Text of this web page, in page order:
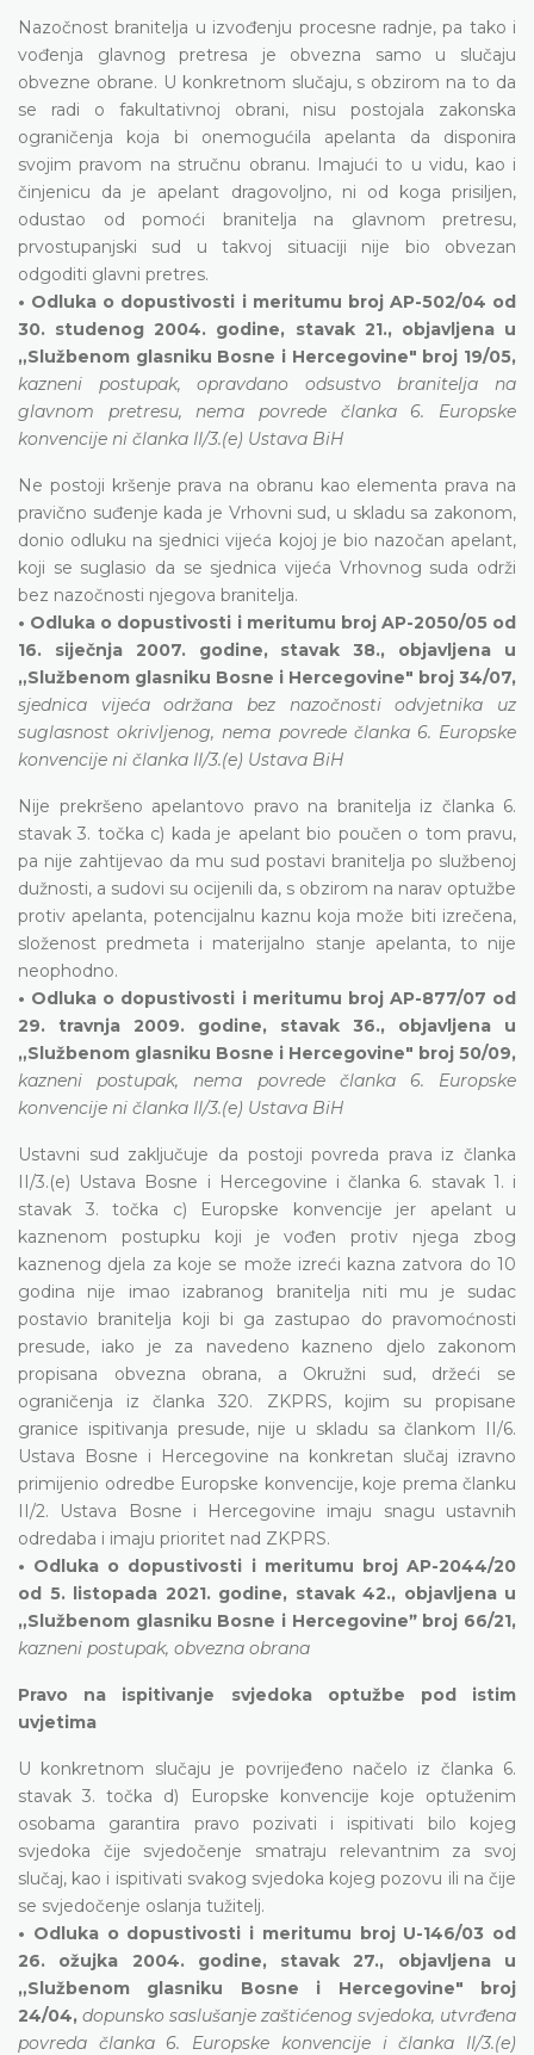
Nazočnost branitelja u izvođenju procesne radnje, pa tako i
vođenja glavnog pretresa je obvezna samo u slučaju
obvezne obrane. U konkretnom slučaju, s obzirom na to da
se radi o fakultativnoj obrani, nisu postojala zakonska
ograničenja koja bi onemogućila apelanta da disponira
svojim pravom na stručnu obranu. Imajući to u vidu, kao i
činjenicu da je apelant dragovoljno, ni od koga prisiljen,
odustao od pomoći branitelja na glavnom pretresu,
prvostupanjski sud u takvoj situaciji nije bio obvezan
odgoditi glavni pretres.
• Odluka o dopustivosti i meritumu broj AP-502/04 od
30. studenog 2004. godine, stavak 21., objavljena u
„Službenom glasniku Bosne i Hercegovine" broj 19/05,
kazneni postupak, opravdano odsustvo branitelja na
glavnom pretresu, nema povrede članka 6. Europske
konvencije ni članka II/3.(e) Ustava BiH
Ne postoji kršenje prava na obranu kao elementa prava na
pravično suđenje kada je Vrhovni sud, u skladu sa zakonom,
donio odluku na sjednici vijeća kojoj je bio nazočan apelant,
koji se suglasio da se sjednica vijeća Vrhovnog suda održi
bez nazočnosti njegova branitelja.
• Odluka o dopustivosti i meritumu broj AP-2050/05 od
16. siječnja 2007. godine, stavak 38., objavljena u
„Službenom glasniku Bosne i Hercegovine" broj 34/07,
sjednica vijeća održana bez nazočnosti odvjetnika uz
suglasnost okrivljenog, nema povrede članka 6. Europske
konvencije ni članka II/3.(e) Ustava BiH
Nije prekršeno apelantovo pravo na branitelja iz članka 6.
stavak 3. točka c) kada je apelant bio poučen o tom pravu,
pa nije zahtijevao da mu sud postavi branitelja po službenoj
dužnosti, a sudovi su ocijenili da, s obzirom na narav optužbe
protiv apelanta, potencijalnu kaznu koja može biti izrečena,
složenost predmeta i materijalno stanje apelanta, to nije
neophodno.
• Odluka o dopustivosti i meritumu broj AP-877/07 od
29. travnja 2009. godine, stavak 36., objavljena u
„Službenom glasniku Bosne i Hercegovine" broj 50/09,
kazneni postupak, nema povrede članka 6. Europske
konvencije ni članka II/3.(e) Ustava BiH
Ustavni sud zaključuje da postoji povreda prava iz članka
II/3.(e) Ustava Bosne i Hercegovine i članka 6. stavak 1. i
stavak 3. točka c) Europske konvencije jer apelant u
kaznenom postupku koji je vođen protiv njega zbog
kaznenog djela za koje se može izreći kazna zatvora do 10
godina nije imao izabranog branitelja niti mu je sudac
postavio branitelja koji bi ga zastupao do pravomoćnosti
presude, iako je za navedeno kazneno djelo zakonom
propisana obvezna obrana, a Okružni sud, držeći se
ograničenja iz članka 320. ZKPRS, kojim su propisane
granice ispitivanja presude, nije u skladu sa člankom II/6.
Ustava Bosne i Hercegovine na konkretan slučaj izravno
primijenio odredbe Europske konvencije, koje prema članku
II/2. Ustava Bosne i Hercegovine imaju snagu ustavnih
odredaba i imaju prioritet nad ZKPRS.
• Odluka o dopustivosti i meritumu broj AP-2044/20
od 5. listopada 2021. godine, stavak 42., objavljena u
„Službenom glasniku Bosne i Hercegovineˮ broj 66/21,
kazneni postupak, obvezna obrana
Pravo na ispitivanje svjedoka optužbe pod istim
uvjetima
U konkretnom slučaju je povrijeđeno načelo iz članka 6.
stavak 3. točka d) Europske konvencije koje optuženim
osobama garantira pravo pozivati i ispitivati bilo kojeg
svjedoka čije svjedočenje smatraju relevantnim za svoj
slučaj, kao i ispitivati svakog svjedoka kojeg pozovu ili na čije
se svjedočenje oslanja tužitelj.
• Odluka o dopustivosti i meritumu broj U-146/03 od
26. ožujka 2004. godine, stavak 27., objavljena u
„Službenom glasniku Bosne i Hercegovine" broj
24/04, dopunsko saslušanje zaštićenog svjedoka, utvrđena
povreda članka 6. Europske konvencije i članka II/3.(e)